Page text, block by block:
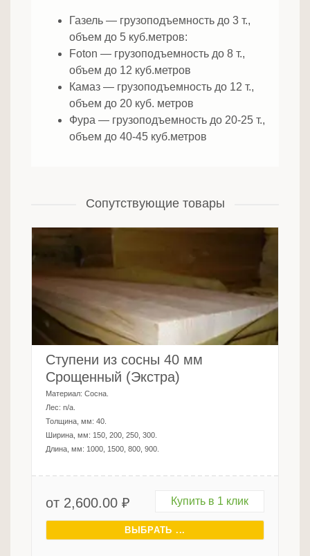
Газель — грузоподъемность до 3 т.,
объем до 5 куб.метров:
Foton — грузоподъемность до 8 т.,
объем до 12 куб.метров
Камаз — грузоподъемность до 12 т.,
объем до 20 куб. метров
Фура — грузоподъемность до 20-25 т.,
объем до 40-45 куб.метров
Сопутствующие товары
Ступени из сосны 40 мм
Срощенный (Экстра)
Материал: Сосна.
Лес: n/a.
Толщина, мм: 40.
Ширина, мм: 150, 200, 250, 300.
Длина, мм: 1000, 1500, 800, 900.
от 2,600.00 ₽ Купить в 1 клик
ВЫБРАТЬ ...